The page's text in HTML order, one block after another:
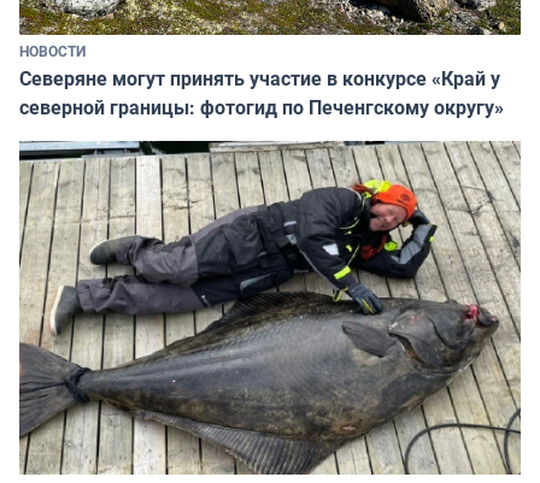
НОВОСТИ
Северяне могут принять участие в конкурсе «Край у
северной границы: фотогид по Печенгскому округу»